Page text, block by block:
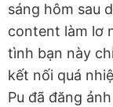
sáng hôm sau
content làm lơ
tình bạn này
kết nối quá
Pu đã đăng